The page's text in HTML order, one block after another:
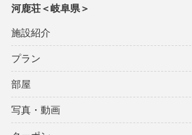
河鹿荘＜岐阜県＞
施設紹介
プラン
部屋
写真・動画